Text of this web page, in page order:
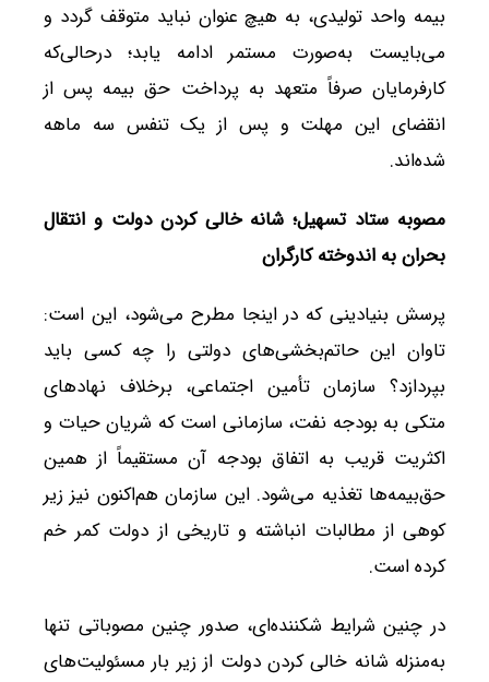
بیمه واحد تولیدی، به هیچ عنوان نباید متوقف گردد و
می‌بایست به‌صورت مستمر ادامه یابد؛ درحالی‌که
کارفرمایان صرفاً متعهد به پرداخت حق بیمه پس از
انقضای این مهلت و پس از یک تنفس سه ماهه
شده‌اند.
مصوبه ستاد تسهیل؛ شانه خالی کردن دولت و انتقال
بحران به اندوخته کارگران
پرسش بنیادینی که در اینجا مطرح می‌شود، این است:
تاوان این حاتم‌بخشی‌های دولتی را چه کسی باید
بپردازد؟ سازمان تأمین اجتماعی، برخلاف نهادهای
متکی به بودجه نفت، سازمانی است که شریان حیات و
اکثریت قریب به اتفاق بودجه آن مستقیماً از همین
حق‌بیمه‌ها تغذیه می‌شود. این سازمان هم‌اکنون نیز زیر
کوهی از مطالبات انباشته و تاریخی از دولت کمر خم
کرده است.
در چنین شرایط شکننده‌ای، صدور چنین مصوباتی تنها
به‌منزله شانه خالی کردن دولت از زیر بار مسئولیت‌های